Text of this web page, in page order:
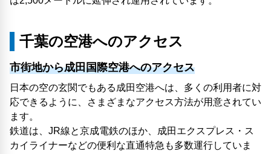
千葉の空港へのアクセス
市街地から成田国際空港へのアクセス
日本の空の玄関でもある成田空港へは、多くの利用者に対
応できるように、さまざまなアクセス方法が用意されてい
ます。
鉄道は、JR線と京成電鉄のほか、成田エクスプレス・ス
カイライナーなどの便利な直通特急も多数運行していま